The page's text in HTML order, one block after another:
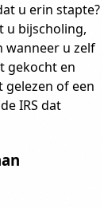
u erin stapte?
u bijscholing,
wanneer u zelf
gekocht en
of een
IRS dat